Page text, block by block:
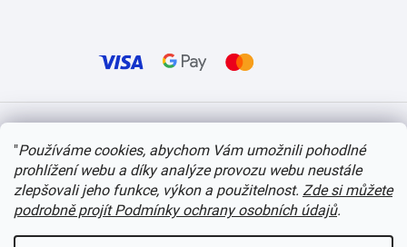
"Používáme cookies, abychom Vám umožnili pohodlné
prohlížení webu a díky analýze provozu webu neustále
zlepšovali jeho funkce, výkon a použitelnost. Zde si můžete
podrobně projít Podmínky ochrany osobních údajů.
Copyright 2026 itvlaky.cz . Všechna práva vyhrazena. Upravit nastavení cookies